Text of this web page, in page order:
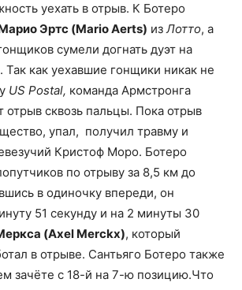
уехать в отрыв. К Ботеро
Эртс (Mario Aerts) изЛотто, а
сумели догнать дуэт на
как уехавшие гонщики никак не
US Postal, команда Армстронга
отрыв сквозь пальцы. Пока отрыв
упал, получил травму и
Кристоф Моро. Ботеро
по отрыву за 8,5 км до
в одиночку впереди, он
51 секунду и на 2 минуты 30
(Axel Merckx), который
в отрыве. Сантьяго Ботеро также
зачёте с 18-й на 7-ю позицию.Что